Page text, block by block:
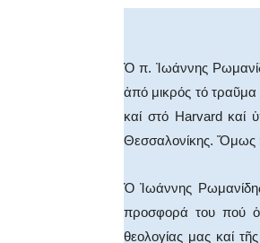
Ὁ π. Ἰωάννης
ἀπό μικρός τό
καί στό Harvard καί
Θεσσαλονίκης. Ὅμως ἡ
Ὁ Ἰωάννης
προσφορά του πού ὁ
θεολογίας μας καί